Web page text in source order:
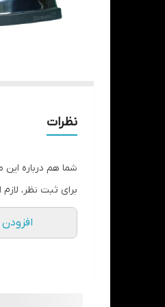
نظرات
شما هم درباره
برای ثبت نظر،
افزودن